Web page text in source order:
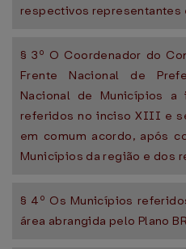
respectivos representantes
§ 3º O Coordenador do
Frente Nacional de
Nacional de Municípios a
referidos no inciso XIII e
em comum acordo, após
Municípios da região e dos
§ 4º Os Municípios
área abrangida pelo Plano